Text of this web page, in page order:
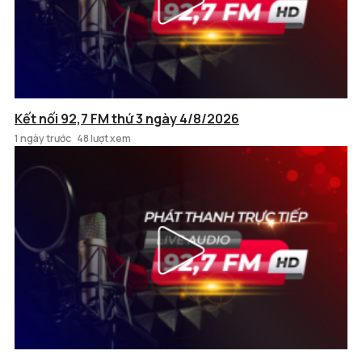
Kết nối 92,7 FM thứ 3 ngày 4/8/2026
1 ngày trước 48 lượt xem